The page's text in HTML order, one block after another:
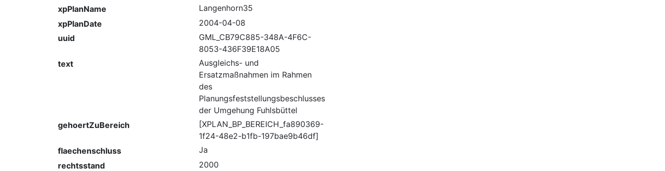
xpPlanName
Langenhorn35
xpPlanDate
2004-04-08
uuid
GML_CB79C885-348A-4F6C-
8053-436F39E18A05
text
Ausgleichs- und
Ersatzmaßnahmen im Rahmen
des
Planungsfeststellungsbeschlusses
der Umgehung Fuhlsbüttel
gehoertZuBereich
[XPLAN_BP_BEREICH_fa890369-
1f24-48e2-b1fb-197bae9b46df]
flaechenschluss
Ja
rechtsstand
2000